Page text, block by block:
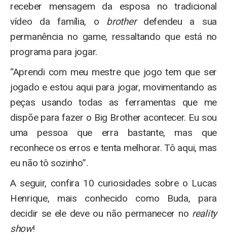
receber mensagem da esposa no tradicional
vídeo da família, o brotherdefendeu a sua
permanência no game, ressaltando que está no
programa para jogar.
“Aprendi com meu mestre que jogo tem que ser
jogado e estou aqui para jogar, movimentando as
peças usando todas as ferramentas que me
dispõe para fazer o Big Brother acontecer. Eu sou
uma pessoa que erra bastante, mas que
reconhece os erros e tenta melhorar. Tô aqui, mas
eu não tô sozinho”.
A seguir, confira 10 curiosidades sobre o Lucas
Henrique, mais conhecido como Buda, para
decidir se ele deve ou não permanecer no reality
show!